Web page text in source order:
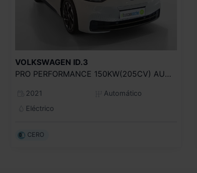
VOLKSWAGEN ID.3
PRO PERFORMANCE 150KW(205CV) AUTOMÁTICO
2021
Automático
Eléctrico
CERO